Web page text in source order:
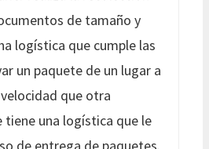
de tamaño y
logística que cumple las
un paquete de un lugar a
que otra
tiene una logística que le
de entrega de paquetes.